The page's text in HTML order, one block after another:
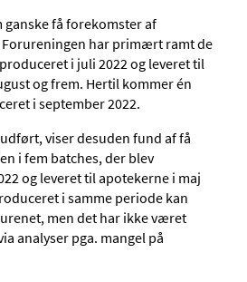
ganske få forekomster af
har primært ramt de
i juli 2022 og leveret til
og frem. Hertil kommer én
i september 2022.
viser desuden fund af få
i fem batches, der blev
og leveret til apotekerne i maj
i samme periode kan
men det har ikke været
analyser pga. mangel på